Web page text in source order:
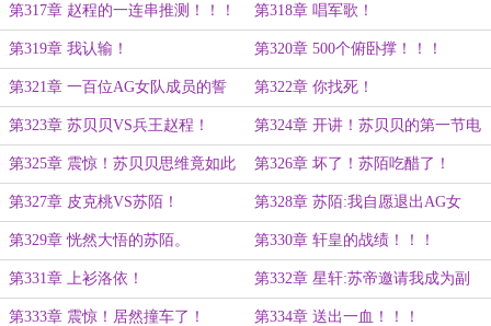
都是垃圾！！！
第317章 赵程的一连串推测！！！ 第318章 唱军歌！
第319章 我认输！ 第320章 500个俯卧撑！！！
第321章 一百位AG女队成员的誓
言！
第322章 你找死！
第323章 苏贝贝VS兵王赵程！ 第324章 开讲！苏贝贝的第一节电
竞课程！！！
第325章 震惊！苏贝贝思维竟如此
清奇！
第326章 坏了！苏陌吃醋了！
第327章 皮克桃VS苏陌！ 第328章 苏陌:我自愿退出AG女
队！
第329章 恍然大悟的苏陌。 第330章 轩皇的战绩！！！
第331章 上衫洛依！ 第332章 星轩:苏帝邀请我成为副
教？
第333章 震惊！居然撞车了！ 第334章 送出一血！！！